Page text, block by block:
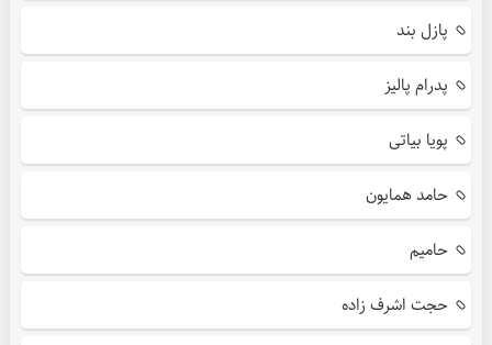
پازل بند
پدرام پالیز
پویا بیاتی
حامد همایون
حامیم
حجت اشرف زاده